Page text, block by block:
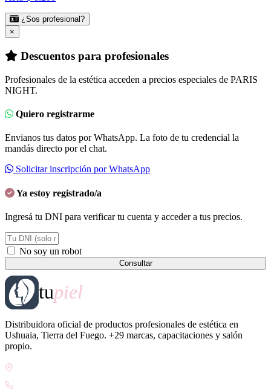
¿Sos profesional?
×
Descuentos para profesionales
Profesionales de la estética acceden a precios especiales de PARIS
NIGHT.
Quiero registrarme
Envianos tus datos por WhatsApp. La foto de tu credencial la
mandás directo por el chat.
Solicitar inscripción por WhatsApp
Ya estoy registrado/a
Ingresá tu DNI para verificar tu cuenta y acceder a tus precios.
No soy un robot
Consultar
tupiel
Distribuidora oficial de productos profesionales de estética en
Ushuaia, Tierra del Fuego. +29 marcas, capacitaciones y salón
propio.